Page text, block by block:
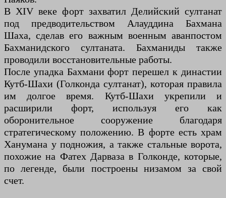
В XIV веке форт захватил Делийский султанат
под предводительством Алауддина Бахмана
Шаха, сделав его важным военным аванпостом
Бахманидского султаната. Бахманиды также
проводили восстановительные работы.
После упадка Бахмани форт перешел к династии
Кутб-Шахи (Голконда султанат), которая правила
им долгое время. Кутб-Шахи укрепили и
расширили форт, используя его как
оборонительное сооружение благодаря
стратегическому положению. В форте есть храм
Ханумана у подножия, а также стальные ворота,
похожие на Фатех Дарваза в Голконде, которые,
по легенде, были построены низамом за свой
счет.